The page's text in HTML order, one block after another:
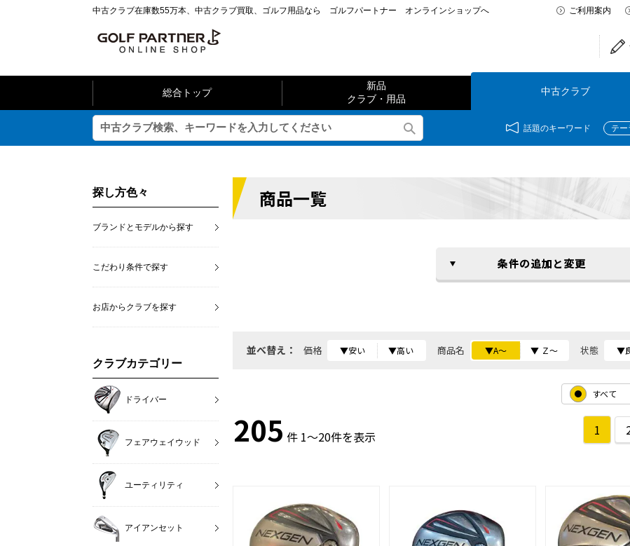
中古クラブ在庫数55万本、中古クラブ買取、ゴルフ用品なら ゴルフパートナー オンラインショップへ ご利用案内
総合トップ
新品
クラブ・用品
中古クラブ
話題のキーワード テ
商品一覧
並べ替え： 価格 ▼安い ▼高い 商品名 ▼A～ ▼ Ｚ～ 状態 ▼
すべて
205 件 1～20件を表示 1
探し方色々
ブランドとモデルから探す
こだわり条件で探す
お店からクラブを探す
クラブカテゴリー
ドライバー
フェアウェイウッド
ユーティリティ
アイアンセット